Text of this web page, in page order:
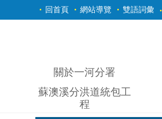
跳到主要內容區塊
回首頁 網站導覽 雙語詞彙
關於一河分署
蘇澳溪分洪道統包工
程